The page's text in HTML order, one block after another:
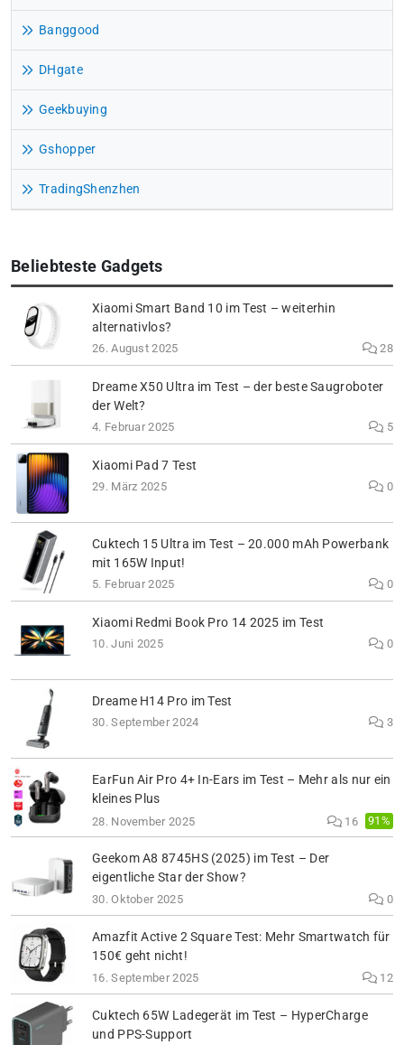
Banggood
DHgate
Geekbuying
Gshopper
TradingShenzhen
Beliebteste Gadgets
Xiaomi Smart Band 10 im Test – weiterhin
alternativlos?
26. August 2025 28
Dreame X50 Ultra im Test – der beste Saugroboter
der Welt?
4. Februar 2025 5
Xiaomi Pad 7 Test
29. März 2025 0
Cuktech 15 Ultra im Test – 20.000 mAh Powerbank
mit 165W Input!
5. Februar 2025 0
Xiaomi Redmi Book Pro 14 2025 im Test
10. Juni 2025 0
Dreame H14 Pro im Test
30. September 2024 3
EarFun Air Pro 4+ In-Ears im Test – Mehr als nur ein
kleines Plus
28. November 2025 16 91%
Geekom A8 8745HS (2025) im Test – Der
eigentliche Star der Show?
30. Oktober 2025 0
Amazfit Active 2 Square Test: Mehr Smartwatch für
150€ geht nicht!
16. September 2025 12
Cuktech 65W Ladegerät im Test – HyperCharge
und PPS-Support